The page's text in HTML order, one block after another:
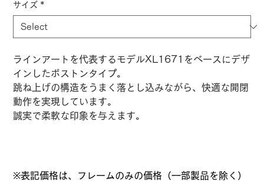
サイズ *
ラインアートを代表するモデルXL1671をベースにデザ
インしたボストンタイプ。
跳ね上げの構造をうまく落とし込みながら、快適な開閉
動作を実現しています。
誠実で柔軟な印象を与えます。
※表記価格は、フレームのみの価格（一部製品を除く）